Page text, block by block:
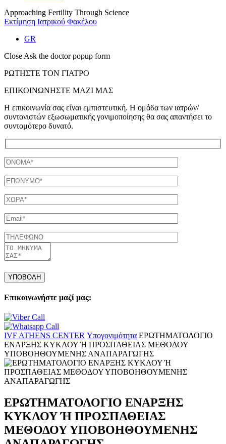
Approaching Fertility Through Science
Εκτίμηση Ιατρικού Φακέλου
GR
Close Ask the doctor popup form
ΡΩΤΗΣΤΕ ΤΟΝ ΓΙΑΤΡΟ
ΕΠΙΚΟΙΝΩΝΗΣΤΕ ΜΑΖΙ ΜΑΣ
Η επικοινωνία σας είναι εμπιστευτική. Η ομάδα των ιατρών/
συντονιστών εξωσωματικής γονιμοποίησης θα σας απαντήσει το
συντομότερο δυνατό.
Ονομα
Επώνυμο
Χώρα
Email
Τηλέφωνο
leave
field
Επικοινωνήστε μαζί μας:
IVF ATHENS CENTER Υπογονιμότητα ΕΡΩΤΗΜΑΤΟΛΟΓΙΟ
ΕΝΑΡΞΗΣ ΚΥΚΛΟΥ Ή ΠΡΟΣΠΑΘΕΙΑΣ ΜΕΘΟΔΟΥ
ΥΠΟΒΟΗΘΟΥΜΕΝΗΣ ΑΝΑΠΑΡΑΓΩΓΗΣ
ΕΡΩΤΗΜΑΤΟΛΟΓΙΟ ΕΝΑΡΞΗΣ
ΚΥΚΛΟΥ Ή ΠΡΟΣΠΑΘΕΙΑΣ
ΜΕΘΟΔΟΥ ΥΠΟΒΟΗΘΟΥΜΕΝΗΣ